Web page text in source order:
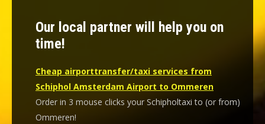
Our local partner will help you on
time!
Cheap airporttransfer/taxi services from
Schiphol Amsterdam Airport to Ommeren
Order in 3 mouse clicks your Schipholtaxi to (or from)
Ommeren!